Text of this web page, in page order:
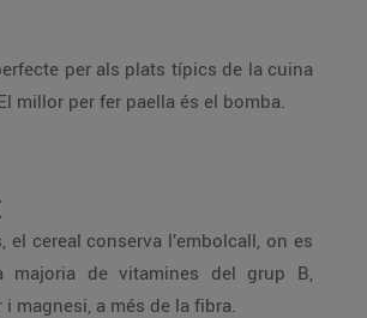
per als plats típics de la cuina
millor per fer paella és el bomba.
el cereal conserva l’embolcall, on es
majoria de vitamines del grup B,
magnesi, a més de la fibra.